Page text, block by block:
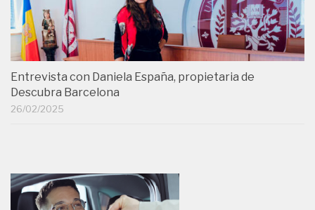
Entrevista con Daniela España, propietaria de
Descubra Barcelona
26/02/2025